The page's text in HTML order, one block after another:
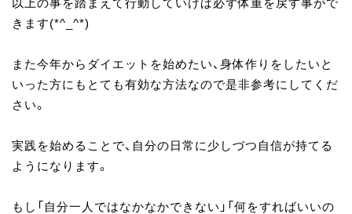
きます(*^_^*)
また今年からダイエットを始めたい、身体作りをしたいと
いった方にもとても有効な方法なので是非参考にしてくだ
さい。
実践を始めることで、自分の日常に少しづつ自信が持てる
ようになります。
もし「自分一人ではなかなかできない」「何をすればいいの